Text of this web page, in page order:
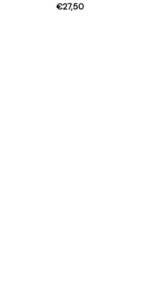
€27,50